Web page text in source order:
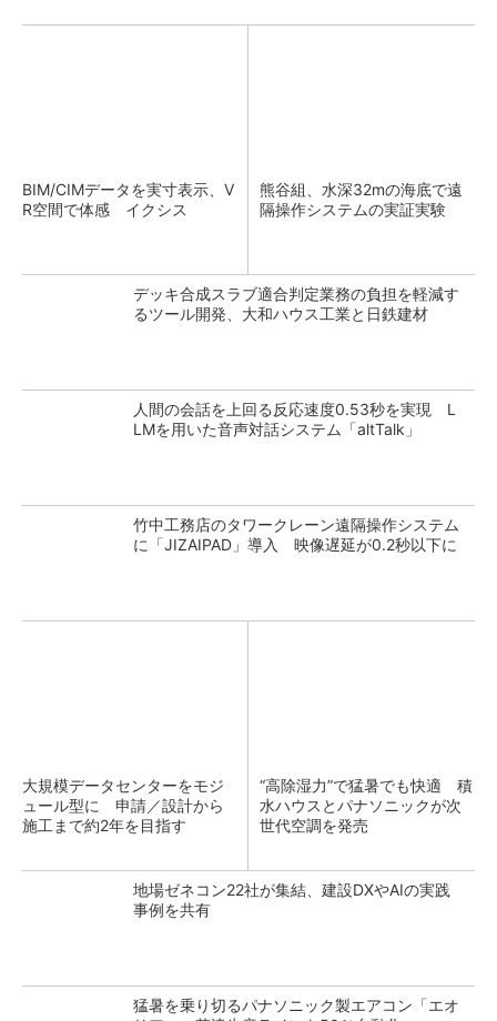
BIM/CIMデータを実寸表示、V
R空間で体感 イクシス
熊谷組、水深32mの海底で遠
隔操作システムの実証実験
デッキ合成スラブ適合判定業務の負担を軽減す
るツール開発、大和ハウス工業と日鉄建材
人間の会話を上回る反応速度0.53秒を実現 L
LMを用いた音声対話システム「altTalk」
竹中工務店のタワークレーン遠隔操作システム
に「JIZAIPAD」導入 映像遅延が0.2秒以下に
大規模データセンターをモジ
ュール型に 申請／設計から
施工まで約2年を目指す
“高除湿力”で猛暑でも快適 積
水ハウスとパナソニックが次
世代空調を発売
地場ゼネコン22社が集結、建設DXやAIの実践
事例を共有
猛暑を乗り切るパナソニック製エアコン「エオ